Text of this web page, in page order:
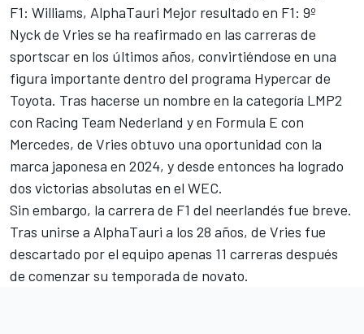
F1: Williams, AlphaTauri Mejor resultado en F1: 9º
Nyck de Vries se ha reafirmado en las carreras de
sportscar en los últimos años, convirtiéndose en una
figura importante dentro del programa Hypercar de
Toyota. Tras hacerse un nombre en la categoría LMP2
con Racing Team Nederland y en Formula E con
Mercedes, de Vries obtuvo una oportunidad con la
marca japonesa en 2024, y desde entonces ha logrado
dos victorias absolutas en el WEC.
Sin embargo, la carrera de F1 del neerlandés fue breve.
Tras unirse a AlphaTauri a los 28 años, de Vries fue
descartado por el equipo apenas 11 carreras después
de comenzar su temporada de novato.